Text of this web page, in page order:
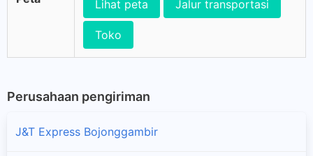
Lihat peta Jalur transportasi
Toko
Perusahaan pengiriman
J&T Express Bojonggambir